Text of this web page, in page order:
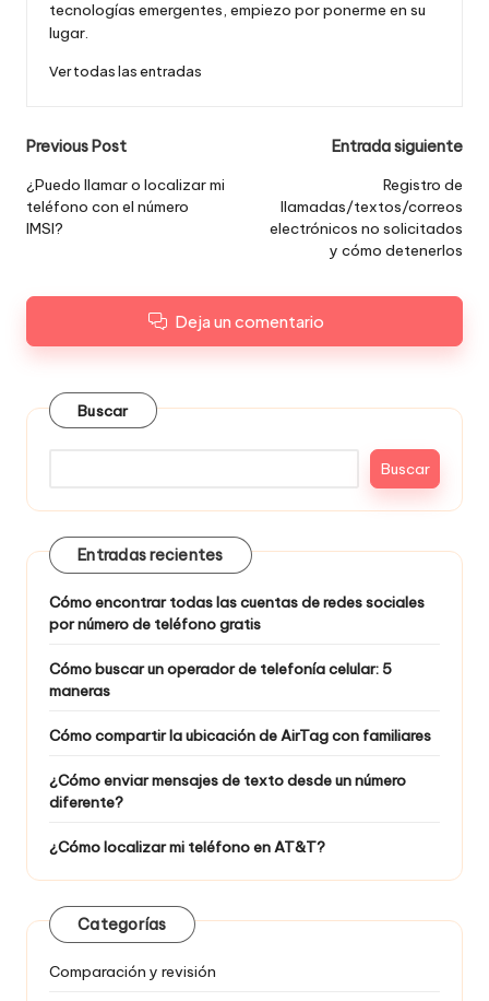
tecnologías emergentes, empiezo por ponerme en su
lugar.
Ver todas las entradas
Navegación
posterior
Previous Post
¿Puedo llamar o localizar mi
teléfono con el número
IMSI?
Entrada siguiente
Registro de
llamadas/textos/correos
electrónicos no solicitados
y cómo detenerlos
Deja un comentario
Buscar
Buscar
Entradas recientes
Cómo encontrar todas las cuentas de redes sociales
por número de teléfono gratis
Cómo buscar un operador de telefonía celular: 5
maneras
Cómo compartir la ubicación de AirTag con familiares
¿Cómo enviar mensajes de texto desde un número
diferente?
¿Cómo localizar mi teléfono en AT&T?
Categorías
Comparación y revisión